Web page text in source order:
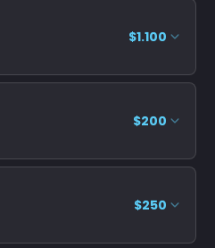
$1.100
$200
$250